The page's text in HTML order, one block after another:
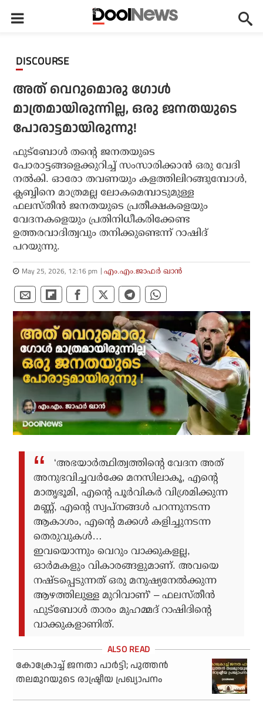
DISCOURSE
അത് വെറുമൊരു ഗോള്‍
മാത്രമായിരുന്നില്ല, ഒരു ജനതയുടെ
പോരാട്ടമായിരുന്നു!
ഫുട്‌ബോള്‍ തന്റെ ജനതയുടെ
പോരാട്ടങ്ങളെക്കുറിച്ച് സംസാരിക്കാന്‍ ഒരു വേദി
നല്‍കി. ഓരോ തവണയും കളത്തിലിറങ്ങുമ്പോള്‍,
ക്ലബ്ബിനെ മാത്രമല്ല ലോകമെമ്പാടുമുള്ള
ഫലസ്തീന്‍ ജനതയുടെ പ്രതീക്ഷകളെയും
വേദനകളെയും പ്രതിനിധീകരിക്കേണ്ട
ഉത്തരവാദിത്വവും തനിക്കുണ്ടെന്ന് റാഷിദ്
പറയുന്നു.
May 25, 2026, 12:16 pm എം.എം.ജാഫർ ഖാൻ
‘അഭയാര്‍ത്ഥിത്വത്തിന്റെ വേദന അത്
അനുഭവിച്ചവര്‍ക്കേ മനസിലാകൂ, എന്റെ
മാതൃഭൂമി, എന്റെ പൂര്‍വികര്‍ വിശ്രമിക്കുന്ന
മണ്ണ്, എന്റെ സ്വപ്നങ്ങള്‍ പറന്നുനടന്ന
ആകാശം, എന്റെ മക്കള്‍ കളിച്ചുനടന്ന
തെരുവുകള്‍…
ഇവയൊന്നും വെറും വാക്കുകളല്ല,
ഓര്‍മകളും വികാരങ്ങളുമാണ്. അവയെ
നഷ്ടപ്പെടുന്നത് ഒരു മനുഷ്യനേല്‍ക്കുന്ന
ആഴത്തിലുള്ള മുറിവാണ്’ – ഫലസ്തീന്‍
ഫുട്‌ബോള്‍ താരം മുഹമ്മദ് റാഷിദിന്റെ
വാക്കുകളാണിത്.
കോക്രോച്ച് ജനതാ പാര്‍ട്ടി; പുത്തന്‍
തലമുറയുടെ രാഷ്ട്രീയ പ്രഖ്യാപനം